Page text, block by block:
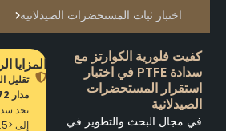
اختبار ثبات المستحضرات الصيدلانية
كفيت فلورية الكوارتز مع
سدادة PTFE في اختبار
استقرار المستحضرات
الصيدلانية
في مجال البحث والتطوير في
المزايا
تقليل
مدار 72 ساعة من التعرض